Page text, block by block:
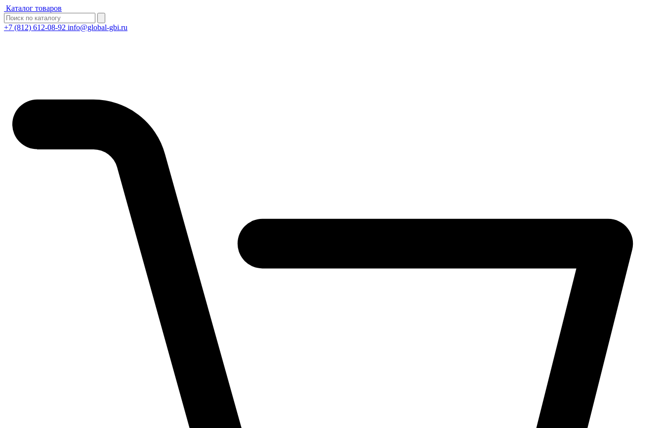
Каталог товаров
+7 (812) 612-08-92 info@global-gbi.ru